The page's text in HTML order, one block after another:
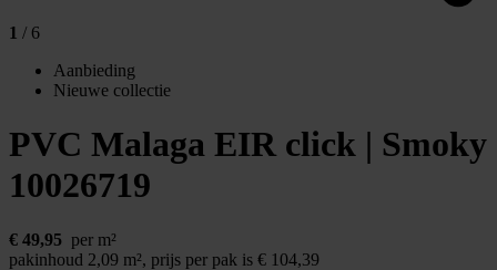
1 / 6
Aanbieding
Nieuwe collectie
PVC Malaga EIR click | Smoky
10026719
€ 49,95 per m²
pakinhoud 2,09 m², prijs per pak is € 104,39